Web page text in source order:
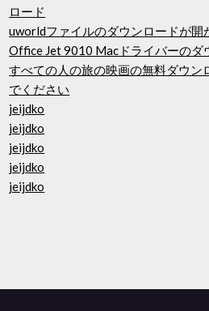
ロード
uworldファイルのダウンロードが開
Office Jet 9010 Macドライバーのダ
すべての人の旅の映画の無料ダウン
でください
jeijdko
jeijdko
jeijdko
jeijdko
jeijdko